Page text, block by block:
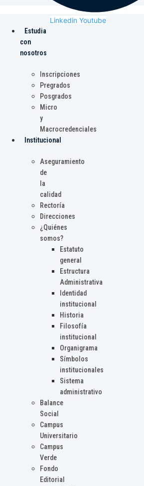
Linkedin Youtube
Estudia
con
nosotros
Inscripciones
Pregrados
Posgrados
Micro
y
Macrocredenciales
Institucional
Aseguramiento
de
la
calidad
Rectoría
Direcciones
¿Quiénes
somos?
Estatuto
general
Estructura
Administrativa
Identidad
institucional
Historia
Filosofía
institucional
Organigrama
Símbolos
institucionales
Sistema
administrativo
Balance
Social
Campus
Universitario
Campus
Verde
Fondo
Editorial